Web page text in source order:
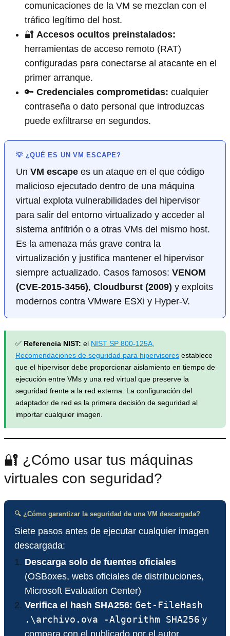
comunicaciones de la VM se mezclan con el
tráfico legítimo del host.
🔐 Accesos ocultos preinstalados:
herramientas de acceso remoto (RAT)
configuradas para conectarse al atacante en el
primer arranque.
🔑 Credenciales comprometidas: cualquier
contraseña o dato personal que introduzcas
puede exfiltrarse en segundos.
💡 ¿QUÉ ES UN VM ESCAPE?
Un VM escape es un ataque en el que código
malicioso ejecutado dentro de una máquina
virtual explota vulnerabilidades del hipervisor
para salir del entorno virtualizado y acceder al
sistema anfitrión o a otras VMs del mismo host.
Es la amenaza más grave contra la
virtualización y justifica mantener el hipervisor
siempre actualizado. Casos famosos: VENOM
(CVE-2015-3456), Cloudburst (2009) y exploits
modernos contra VMware ESXi y Hyper-V.
✅ Referencia NIST: el NIST SP 800-125A,
Recomendaciones de seguridad para hipervisores establece
que el hipervisor debe proporcionar aislamiento en tiempo de
ejecución entre VMs y una red virtual que preserve la
seguridad frente a la red externa. La configuración del
adaptador de red es la primera decisión de seguridad al
importar cualquier imagen.
🔐 ¿Cómo usar tus máquinas
virtuales con seguridad?
🔍 ¿Cómo garantizar la seguridad de una VM descargada?
Siete pasos antes de ejecutar cualquier imagen
descargada:
Descarga solo de fuentes oficiales
(OSBoxes, webs oficiales de distribuciones,
Microsoft Evaluation Center)
Verifica el hash SHA256: Get-FileHash
.\archivo.ova -Algorithm SHA256 y
compara con el publicado por el autor